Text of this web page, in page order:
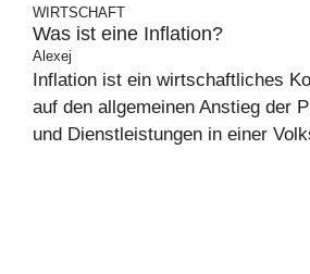
WIRTSCHAFT
Was ist eine Inflation?
Alexej
Inflation ist ein wirtschaftliches
auf den allgemeinen Anstieg der
und Dienstleistungen in einer